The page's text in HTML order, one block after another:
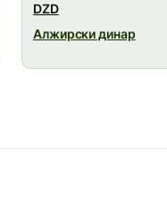
DZD
Алжирски динар